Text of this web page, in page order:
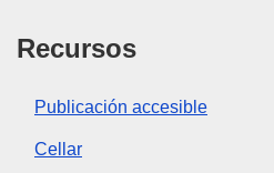
Recursos
Publicación accesible
Cellar